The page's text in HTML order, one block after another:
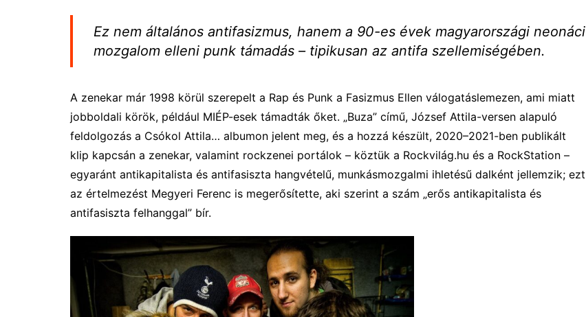
Ez nem általános antifasizmus, hanem a 90-es évek magyarországi neonáci
mozgalom elleni punk támadás – tipikusan az antifa szellemiségében.
A zenekar már 1998 körül szerepelt a Rap és Punk a Fasizmus Ellen válogatáslemezen, ami miatt
jobboldali körök, például MIÉP-esek támadták őket. „Buza” című, József Attila-versen alapuló
feldolgozás a Csókol Attila… albumon jelent meg, és a hozzá készült, 2020–2021-ben publikált
klip kapcsán a zenekar, valamint rockzenei portálok – köztük a Rockvilág.hu és a RockStation –
egyaránt antikapitalista és antifasiszta hangvételű, munkásmozgalmi ihletésű dalként jellemzik; ezt
az értelmezést Megyeri Ferenc is megerősítette, aki szerint a szám „erős antikapitalista és
antifasiszta felhanggal” bír.